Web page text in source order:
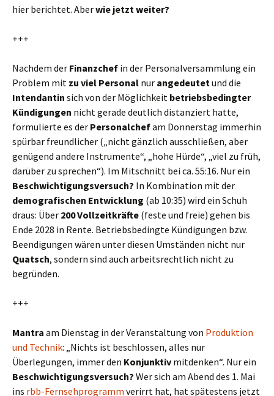
hier berichtet. Aberwie jetzt weiter?
+++
Nachdem der Finanzchef in der Personalversammlung ein
Problem mit zu viel Personal nur angedeutetund die
Intendantin sich von der Möglichkeit betriebsbedingter
Kündigungen nicht gerade deutlich distanziert hatte,
formulierte es der Personalchefam Donnerstag immerhin
spürbar freundlicher („nicht gänzlich ausschließen, aber
genügend andere Instrumente“, „hohe Hürde“, „viel zu früh,
darüber zu sprechen“). Im Mitschnitt bei ca. 55:16. Nur ein
Beschwichtigungsversuch? In Kombination mit der
demografischen Entwicklung (ab 10:35) wird ein Schuh
draus: Über 200 Vollzeitkräfte (feste und freie) gehen bis
Ende 2028 in Rente. Betriebsbedingte Kündigungen bzw.
Beendigungen wären unter diesen Umständen nicht nur
Quatsch, sondern sind auch arbeitsrechtlich nicht zu
begründen.
+++
Mantra am Dienstag in der Veranstaltung von Produktion
und Technik: „Nichts ist beschlossen, alles nur
Überlegungen, immer den Konjunktiv mitdenken“. Nur ein
Beschwichtigungsversuch? Wer sich am Abend des 1. Mai
ins rbb-Fernsehprogramm verirrt hat, hat spätestens jetzt